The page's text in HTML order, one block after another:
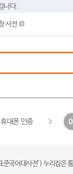
니다.
사전
휴대폰 인증
준국어대사전’) 누리집